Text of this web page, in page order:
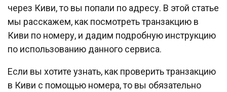
через Киви, то вы попали по адресу. В этой статье
мы расскажем, как посмотреть транзакцию в
Киви по номеру, и дадим подробную инструкцию
по использованию данного сервиса.
Если вы хотите узнать, как проверить транзакцию
в Киви с помощью номера, то вы обязательно